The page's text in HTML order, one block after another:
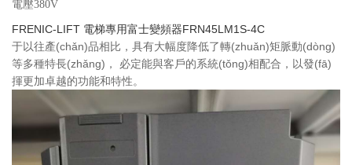
電壓380V
FRENIC-LIFT 電梯專用富士變頻器FRN45LM1S-4C
于以往產(chǎn)品相比，具有大幅度降低了轉(zhuǎn)矩脈動(dòng)
等多種特長(zhǎng)， 必定能與客戶的系統(tǒng)相配合，以發(fā)
揮更加卓越的功能和特性。